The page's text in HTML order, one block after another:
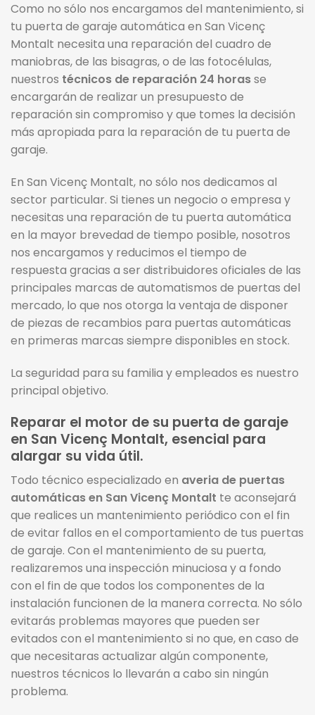
Como no sólo nos encargamos del mantenimiento, si
tu puerta de garaje automática en San Vicenç
Montalt necesita una reparación del cuadro de
maniobras, de las bisagras, o de las fotocélulas,
nuestros técnicos de reparación 24 horasse
encargarán de realizar un presupuesto de
reparación sin compromiso y que tomes la decisión
más apropiada para la reparación de tu puerta de
garaje.
En San Vicenç Montalt, no sólo nos dedicamos al
sector particular. Si tienes un negocio o empresa y
necesitas una reparación de tu puerta automática
en la mayor brevedad de tiempo posible, nosotros
nos encargamos y reducimos el tiempo de
respuesta gracias a ser distribuidores oficiales de las
principales marcas de automatismos de puertas del
mercado, lo que nos otorga la ventaja de disponer
de piezas de recambios para puertas automáticas
en primeras marcas siempre disponibles en stock.
La seguridad para su familia y empleados es nuestro
principal objetivo.
Reparar el motor de su puerta de garaje
en San Vicenç Montalt, esencial para
alargar su vida útil.
Todo técnico especializado en averia de puertas
automáticas en San Vicenç Montalt te aconsejará
que realices un mantenimiento periódico con el fin
de evitar fallos en el comportamiento de tus puertas
de garaje. Con el mantenimiento de su puerta,
realizaremos una inspección minuciosa y a fondo
con el fin de que todos los componentes de la
instalación funcionen de la manera correcta. No sólo
evitarás problemas mayores que pueden ser
evitados con el mantenimiento si no que, en caso de
que necesitaras actualizar algún componente,
nuestros técnicos lo llevarán a cabo sin ningún
problema.